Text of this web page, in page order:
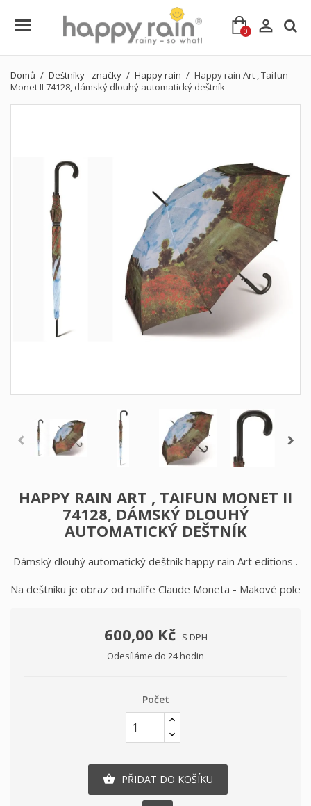
0 
Domů Deštníky - značky Happy rain
Happy rain Art , Taifun
Monet II 74128, dámský dlouhý automatický deštník
HAPPY RAIN ART , TAIFUN MONET II
74128, DÁMSKÝ DLOUHÝ
AUTOMATICKÝ DEŠTNÍK
Dámský dlouhý automatický deštník happy rain Art editions .
Na deštníku je obraz od malíře Claude Moneta - Makové pole
600,00 Kč S DPH
Odesíláme do 24 hodin
Počet
 PŘIDAT DO KOŠÍKU